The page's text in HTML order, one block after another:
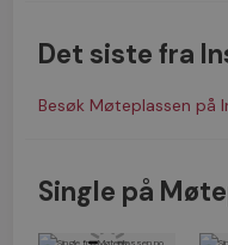
Det siste fra
Besøk Møteplassen på
Single på